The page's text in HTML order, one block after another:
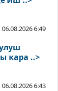
06.08.2026 6:49
кара ..>
06.08.2026 6:43